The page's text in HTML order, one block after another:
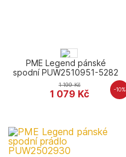
PME Legend pánské
spodní PUW2510951-5282
3-pack
1 079 Kč
1 199Kč
-10%